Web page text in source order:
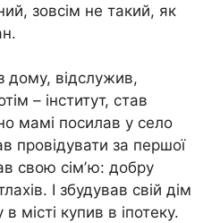
зовсім не такий, як
дому, відслужив,
– інститут, став
мамі посилав у село
провідувати за першої
свою сімʼю: добру
І збудував свій дім
місті купив в іпотеку.